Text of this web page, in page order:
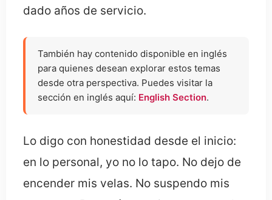
dado años de servicio.
También hay contenido disponible en inglés
para quienes desean explorar estos temas
desde otra perspectiva. Puedes visitar la
sección en inglés aquí: English Section.
Lo digo con honestidad desde el inicio:
en lo personal, yo no lo tapo. No dejo de
encender mis velas. No suspendo mis